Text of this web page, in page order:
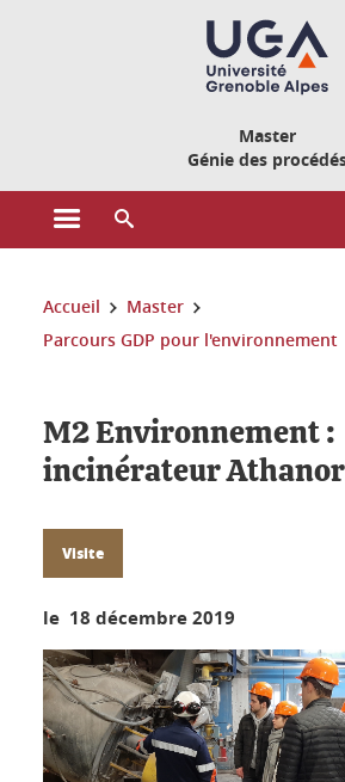
Master
Génie des
Ouvrir le menu principal
Vous êtes ici :
Accueil
Master
Parcours GDP pour l'environnement
M2 Environnement :
incinérateur
Visite
le 18 décembre 2019